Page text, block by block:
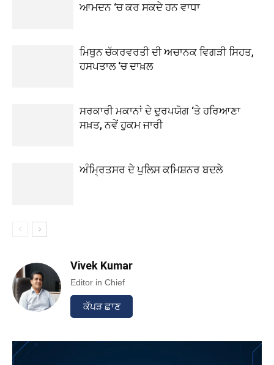
ਆਮਦਨ ‘ਚ ਕਰ ਸਕਦੇ ਹਨ ਵਾਧਾ
ਮਿਥੁਨ ਚੱਕਰਵਰਤੀ ਦੀ ਅਚਾਨਕ ਵਿਗੜੀ ਸਿਹਤ,
ਹਸਪਤਾਲ ‘ਚ ਦਾਖ਼ਲ
ਸਰਕਾਰੀ ਮਕਾਨਾਂ ਦੇ ਦੁਰਪਯੋਗ ‘ਤੇ ਹਰਿਆਣਾ
ਸਖ਼ਤ, ਨਵੇਂ ਹੁਕਮ ਜਾਰੀ
ਅੰਮ੍ਰਿਤਸਰ ਦੇ ਪੁਲਿਸ ਕਮਿਸ਼ਨਰ ਬਦਲੇ
Vivek Kumar
Editor in Chief
ਕੱਪੜ ਛਾਣ